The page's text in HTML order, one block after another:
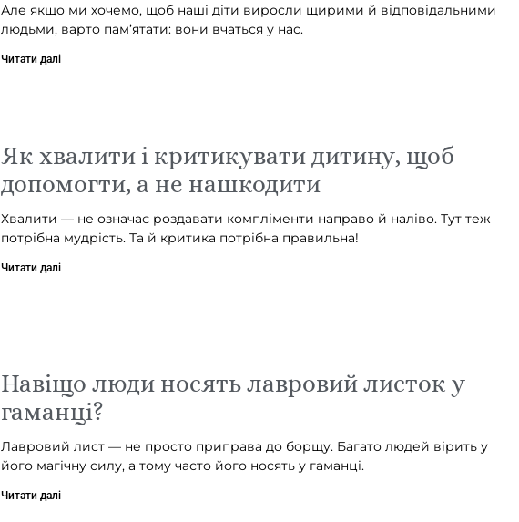
Але якщо ми хочемо, щоб наші діти виросли щирими й відповідальними
людьми, варто пам’ятати: вони вчаться у нас.
Читати далі
Як хвалити і критикувати дитину, щоб
допомогти, а не нашкодити
Хвалити — не означає роздавати компліменти направо й наліво. Тут теж
потрібна мудрість. Та й критика потрібна правильна!
Читати далі
Навіщо люди носять лавровий листок у
гаманці?
Лавровий лист — не просто приправа до борщу. Багато людей вірить у
його магічну силу, а тому часто його носять у гаманці.
Читати далі